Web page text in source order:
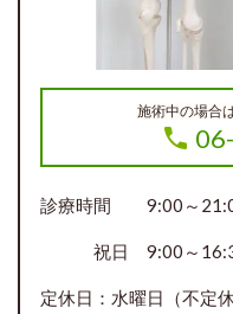
施術中の場合
診療時間 9:00～
祝日 9:00～16:30
定休日：水曜日（不定休